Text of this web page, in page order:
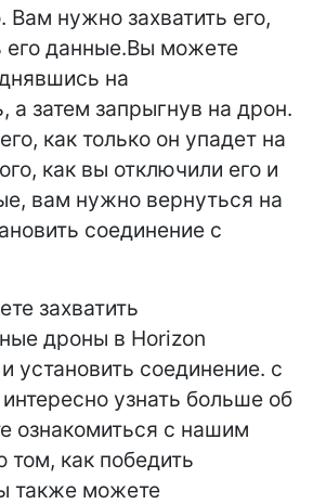
Вам нужно захватить его,
его данные.Вы можете
на
а затем запрыгнув на дрон.
как только он упадет на
как вы отключили его и
вам нужно вернуться на
соединение с
захватить
дроны в Horizon
установить соединение. с
узнать больше об
ознакомиться с нашим
том, как победить
также можете